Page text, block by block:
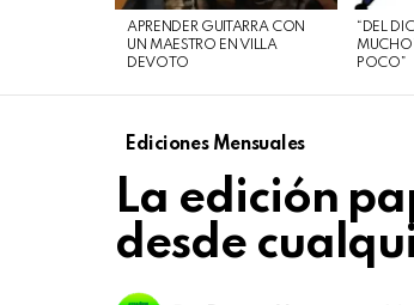
APRENDER GUITARRA CON
UN MAESTRO EN VILLA
DEVOTO
“DEL
MUCHO
POCO”
Ediciones Mensuales
La edición
desde
agosto
2026